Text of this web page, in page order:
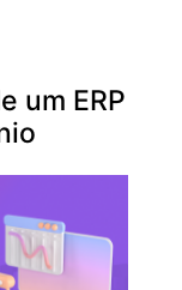
um ERP